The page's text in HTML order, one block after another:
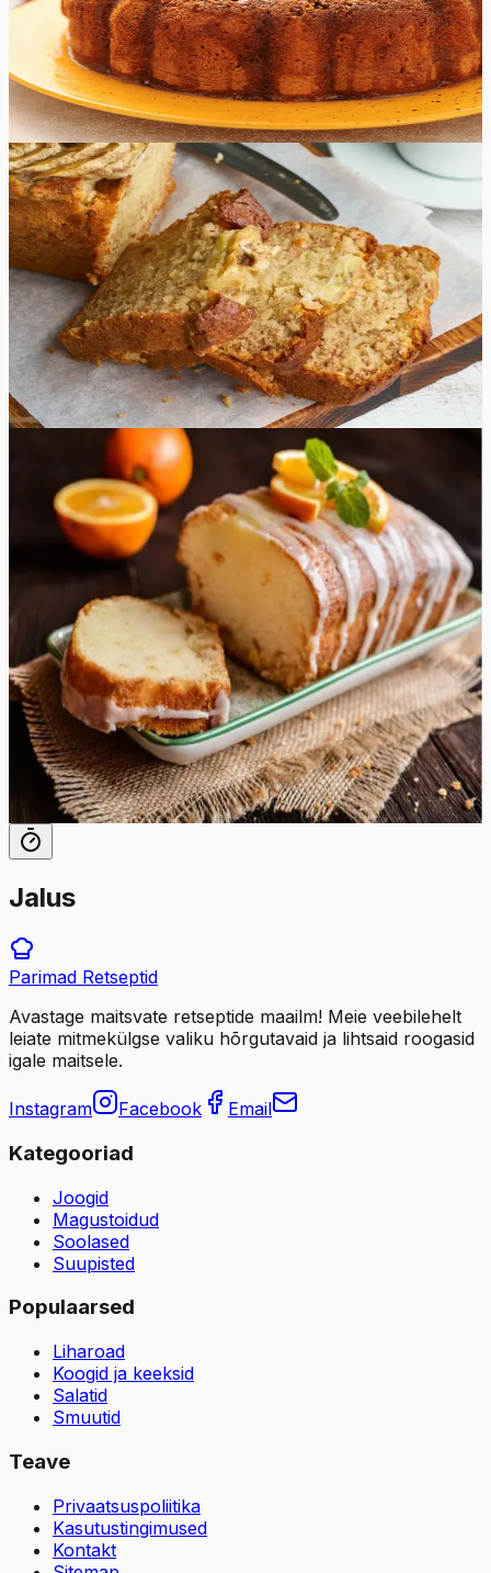
See maitsev ja mahlane rummikook on kerge kodus
valmistada ning on koos maitsva rummiglasuuriga.
95min
12tk
Raske
4.8Hinnang:(4)
Banaanikeeks
See kergesti valmistatav banaanikeeks on imemaitsev,
mahlane, pehme ja mõnusalt magusa banaanimaitsega.
Samuti valmib see kiiresti ja lihtsalt. See on suurepärane
retsept oma küpsete banaanide kasutamiseks, muutes
need hõrgutiseks, millele ei suuda keegi vastu panna!
70 min
10 tk
5.0 Hinnang:(8
Apelsinikeeks glasuuriga
Teie ees on apelsinikeeks, mis on rikkalik, võine ja
eriliselt mahlane! See keeks on suurepäraselt magus,
täis apelsinimaitset nii seest kui väljast. See kook sobib
ideaalselt igaks sündmuseks ja on suurepärane viis
magusaisu rahuldamiseks, nautides samal ajal
tsitrusviljade erksat ja värskendavat maitset. Nii et
soojendage oma ahi ette, võtke koostisosad välja ja
valmistuge küpsetama. Sellest imelise apelsiniglasuuriga
kaetud pehmest keeksist saab garanteeritult teie uus
lemmik.
70min
tk
Jalus
Parimad Retseptid
Avastage maitsvate retseptide maailm! Meie veebilehelt
leiate mitmekülgse valiku hõrgutavaid ja lihtsaid roogasid
igale maitsele.
Instagram Facebook Email
Kategooriad
Joogid
Magustoidud
Soolased
Suupisted
Populaarsed
Liharoad
Koogid ja keeksid
Salatid
Smuutid
Teave
Privaatsuspoliitika
Kasutustingimused
Kontakt